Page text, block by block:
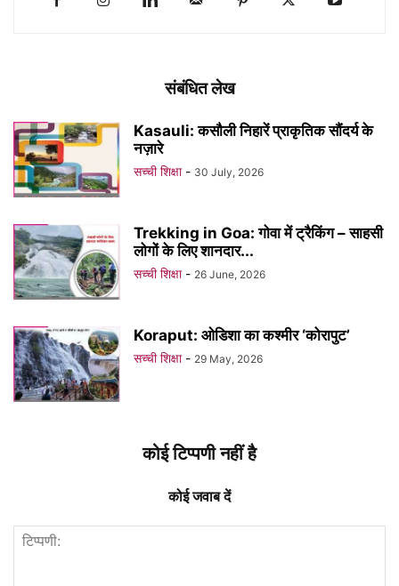
संबंधित लेख
Kasauli: कसौली निहारें प्राकृतिक सौंदर्य के
नज़ारे
सच्ची शिक्षा - 30 July, 2026
Trekking in Goa: गोवा में ट्रैकिंग – साहसी
लोगों के लिए शानदार...
सच्ची शिक्षा - 26 June, 2026
Koraput: ओडिशा का कश्मीर ‘कोरापुट’
सच्ची शिक्षा - 29 May, 2026
कोई टिप्पणी नहीं है
कोई जवाब दें